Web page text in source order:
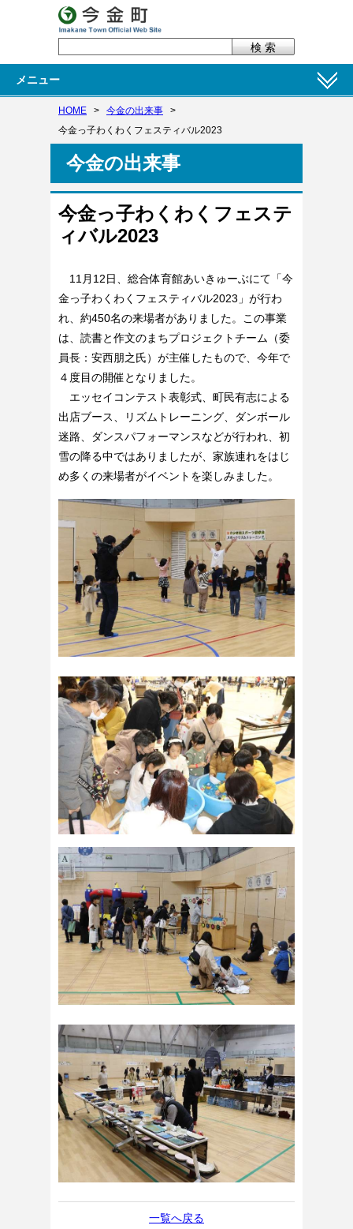
メニュー
HOME > 今金の出来事
>
今金っ子わくわくフェスティバル2023
今金の出来事
今金っ子わくわくフェステ
ィバル2023
11月12日、総合体育館あいきゅーぶにて「今
金っ子わくわくフェスティバル2023」が行わ
れ、約450名の来場者がありました。この事業
は、読書と作文のまちプロジェクトチーム（委
員長：安西朋之氏）が主催したもので、今年で
４度目の開催となりました。
エッセイコンテスト表彰式、町民有志による
出店ブース、リズムトレーニング、ダンボール
迷路、ダンスパフォーマンスなどが行われ、初
雪の降る中ではありましたが、家族連れをはじ
め多くの来場者がイベントを楽しみました。
一覧へ戻る